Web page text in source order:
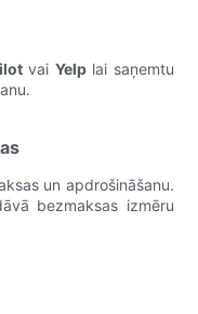
vai Yelp lai saņemtu
un apdrošināšanu.
bezmaksas izmēru